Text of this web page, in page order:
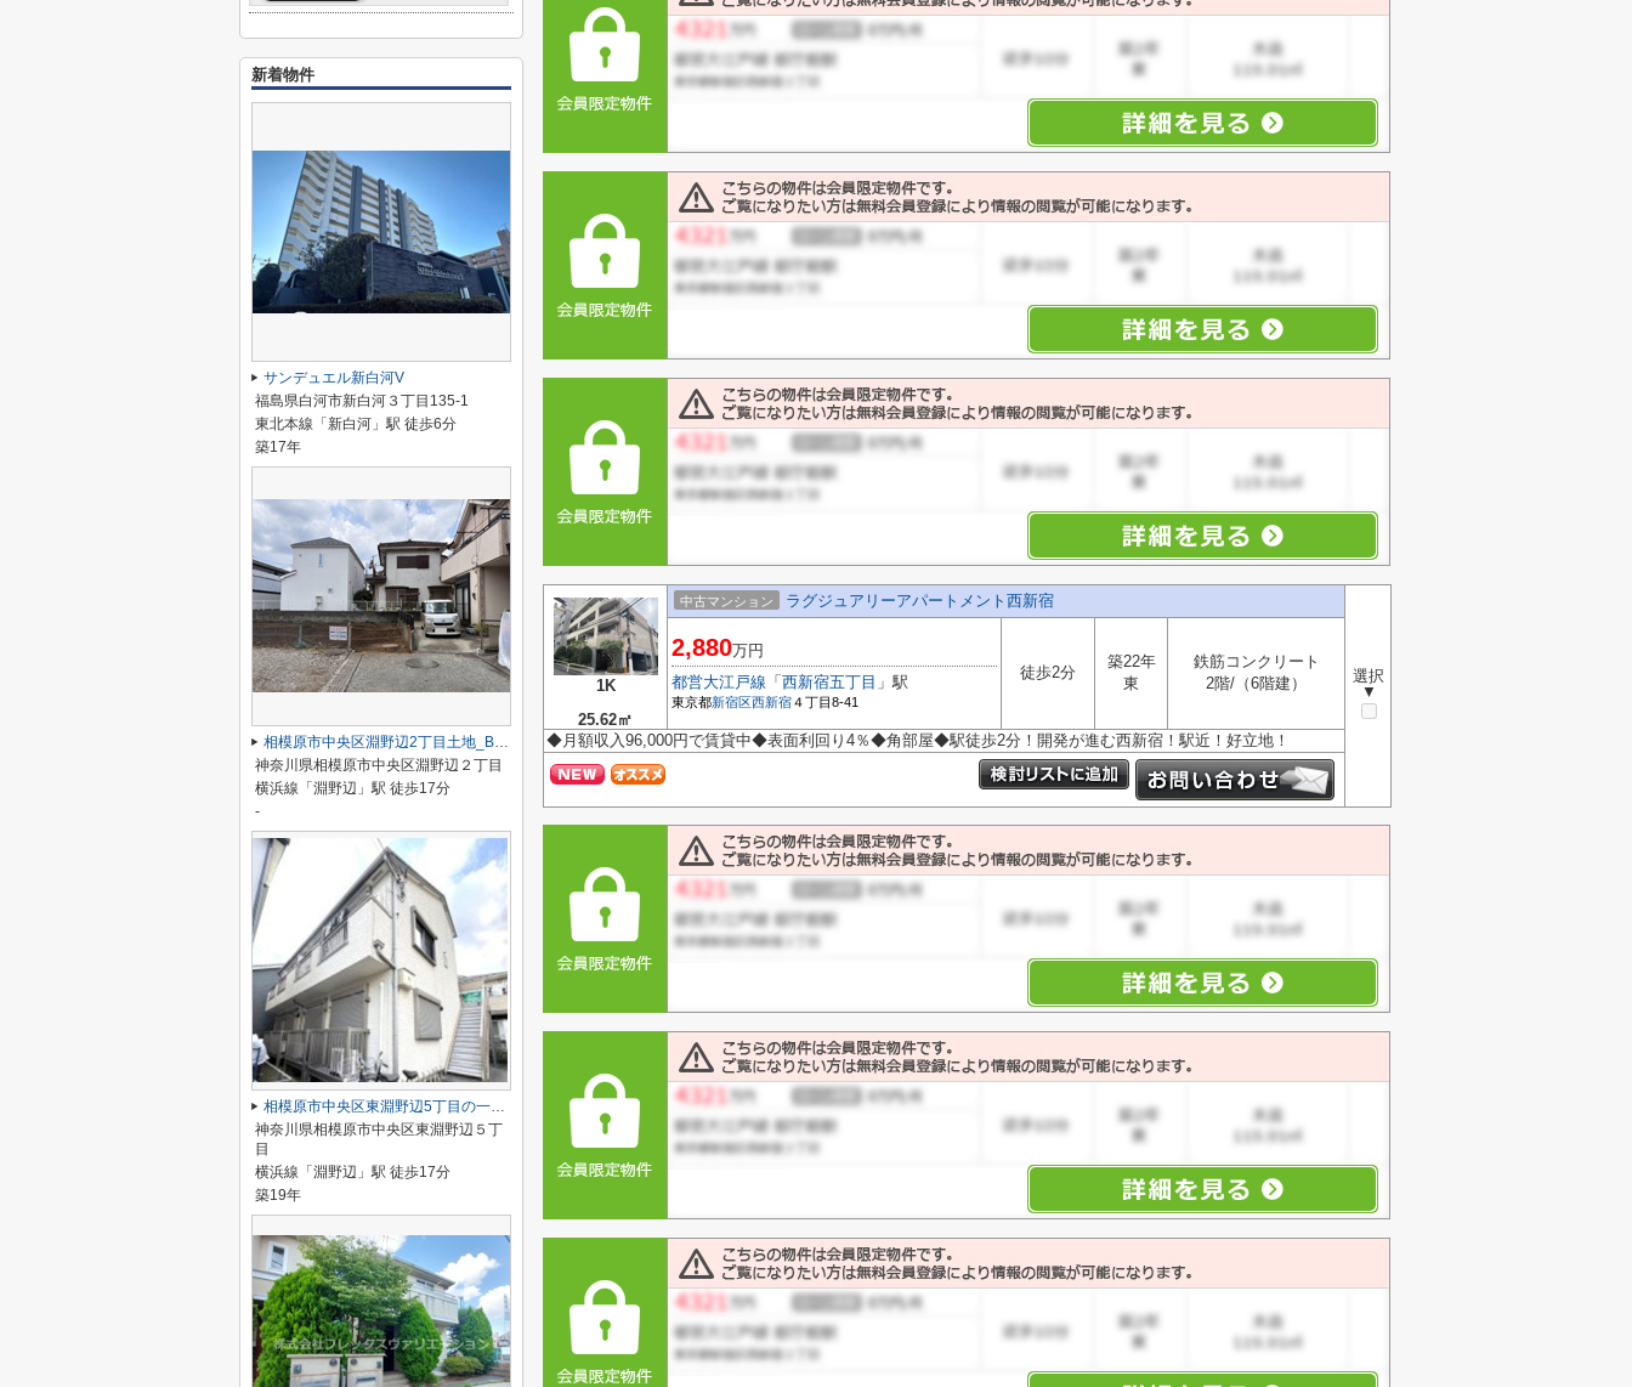
1K
25.62㎡
中古マンション ラグジュアリーアパートメント西新宿
選択
▼
2,880万円
都営大江戸線 「 西新宿五丁目 」駅
東京都新宿区西新宿４丁目8-41
徒歩2分
築22年
東
鉄筋コンクリート
2階/（6階建）
◆月額収入96,000円で賃貸中◆表面利回り4％◆角部屋◆駅徒歩2分！開発が進む西新宿！駅近！好立地！
新着物件
サンデュエル新白河V
福島県白河市新白河３丁目135-1
東北本線「新白河」駅 徒歩6分
築17年
相模原市中央区淵野辺2丁目土地_B区画
神奈川県相模原市中央区淵野辺２丁目
横浜線「淵野辺」駅 徒歩17分
-
相模原市中央区東淵野辺5丁目の一棟売りアパート
神奈川県相模原市中央区東淵野辺５丁
目
横浜線「淵野辺」駅 徒歩17分
築19年